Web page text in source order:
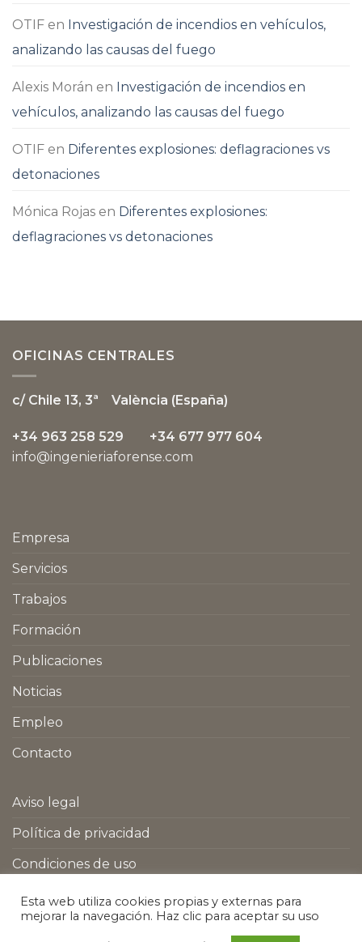
OTIF en Investigación de incendios en vehículos,
analizando las causas del fuego
Alexis Morán en Investigación de incendios en
vehículos, analizando las causas del fuego
OTIF en Diferentes explosiones: deflagraciones vs
detonaciones
Mónica Rojas en Diferentes explosiones:
deflagraciones vs detonaciones
OFICINAS CENTRALES
c/ Chile 13, 3ª València (España)
+34 963 258 529 +34 677 977 604
info@ingenieriaforense.com
Empresa
Servicios
Trabajos
Formación
Publicaciones
Noticias
Empleo
Contacto
Aviso legal
Política de privacidad
Condiciones de uso
Política de Cookies
Esta web utiliza cookies propias y externas para
mejorar la navegación. Haz clic para aceptar su uso